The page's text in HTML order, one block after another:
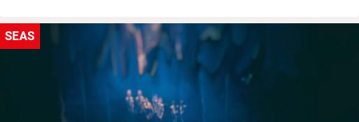
SEAS